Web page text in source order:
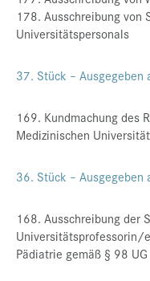
178. Ausschreibung von
Universitätspersonals
37. Stück –
169. Kundmachung des
Medizinischen
36. Stück –
168. Ausschreibung der
Universitätsprofessorin/
Pädiatrie gemäß § 98 UG